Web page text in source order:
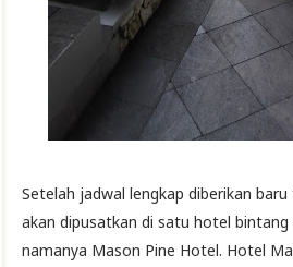
Setelah jadwal lengkap diberikan
akan dipusatkan di satu hotel bintang
namanya Mason Pine Hotel. Hotel